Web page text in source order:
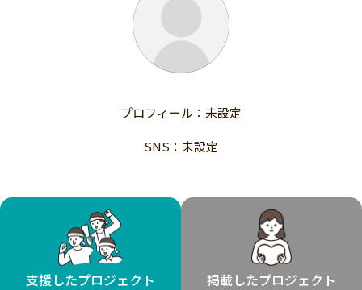
支援金額が多い
支援人数が多い
終了日が近い
国際協力
子ども・教育
フード・農業
文化
環境・エシカル
人権・マイノリティ
社会貢献
終了日が近い
カテゴリーからさがす
医療・福祉
子ども・教育
人権・マイノリティ
北海道 青森 岩手 宮城
秋田
福島
茨城 栃木 群馬
千葉
プロフィール：未設定
SNS：未設定
支援したプロジェクト 掲載したプロジェクト